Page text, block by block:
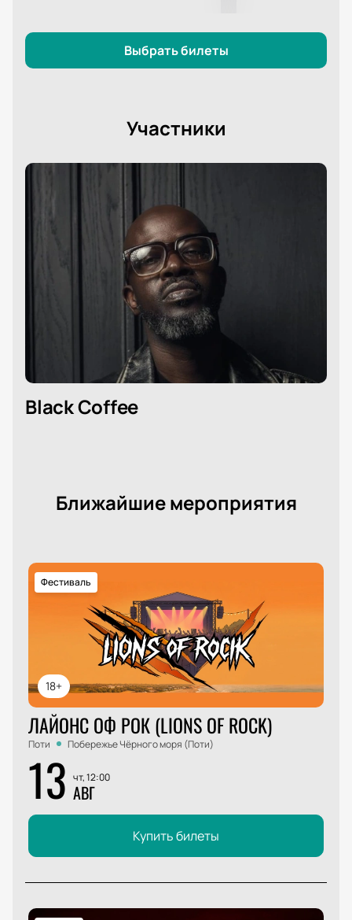
Выбрать билеты
Участники
Black Coffee
Ближайшие мероприятия
18+
Фестиваль
ЛАЙОНС ОФ РОК (LIONS OF ROCK)
Поти Побережье Чёрного моря (Поти)
13 чт, 12:00
АВГ
Купить билеты